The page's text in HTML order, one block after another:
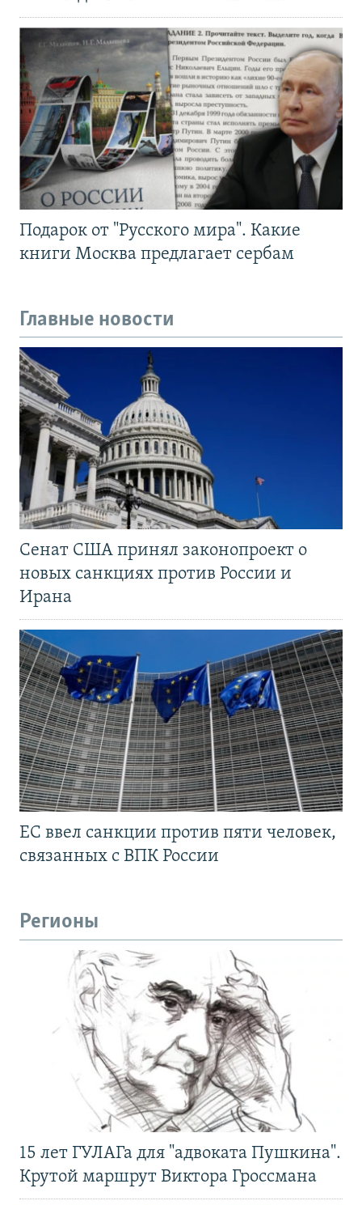
Подарок от "Русского мира". Какие
книги Москва предлагает сербам
Главные новости
Сенат США принял законопроект о
новых санкциях против России и
Ирана
ЕС ввел санкции против пяти человек,
связанных с ВПК России
Регионы
15 лет ГУЛАГа для "адвоката Пушкина".
Крутой маршрут Виктора Гроссмана